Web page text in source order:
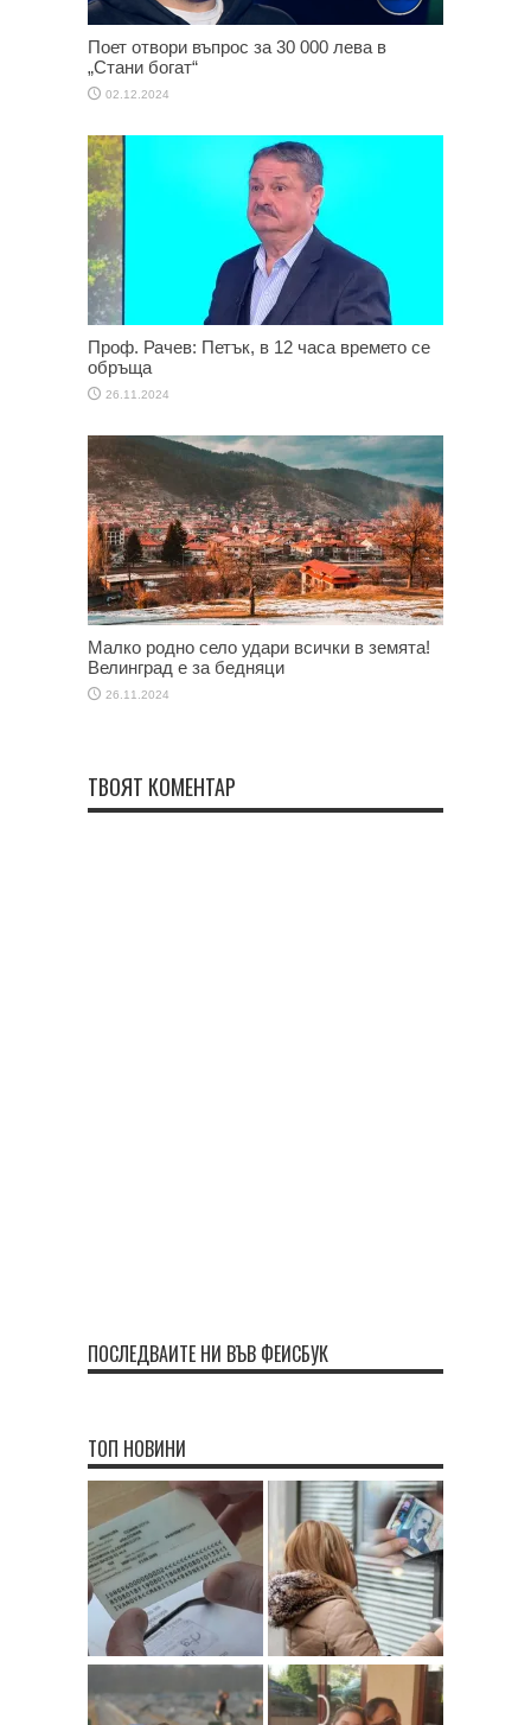
Поет отвори въпрос за 30 000 лева в
„Стани богат“
02.12.2024
Проф. Рачев: Петък, в 12 часа времето се
обръща
26.11.2024
Малко родно село удари всички в земята!
Велинград е за бедняци
26.11.2024
ТВОЯТ КОМЕНТАР
ПОСЛЕДВАЙТЕ НИ ВЪВ ФЕЙСБУК
ТОП НОВИНИ